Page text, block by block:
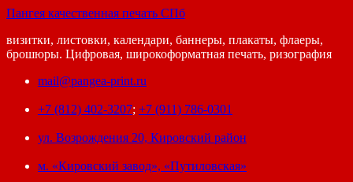
Пангея качественная печать СПб
визитки, листовки, календари, баннеры, плакаты, флаеры,
брошюры. Цифровая, широкоформатная печать, ризография
mail@pangea-print.ru
+7 (812) 402-3207; +7 (911) 786-0301
ул. Возрождения 20, Кировский район
м. «Кировский завод», «Путиловская»